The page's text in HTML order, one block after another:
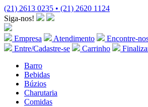
(21) 2613 0235 • (21) 2620 1124
Siga-nos!
Empresa Atendimento
Encontre-
Entre/Cadastre-se
Carrinho
Barro
Bebidas
Búzios
Charutaria
Comidas